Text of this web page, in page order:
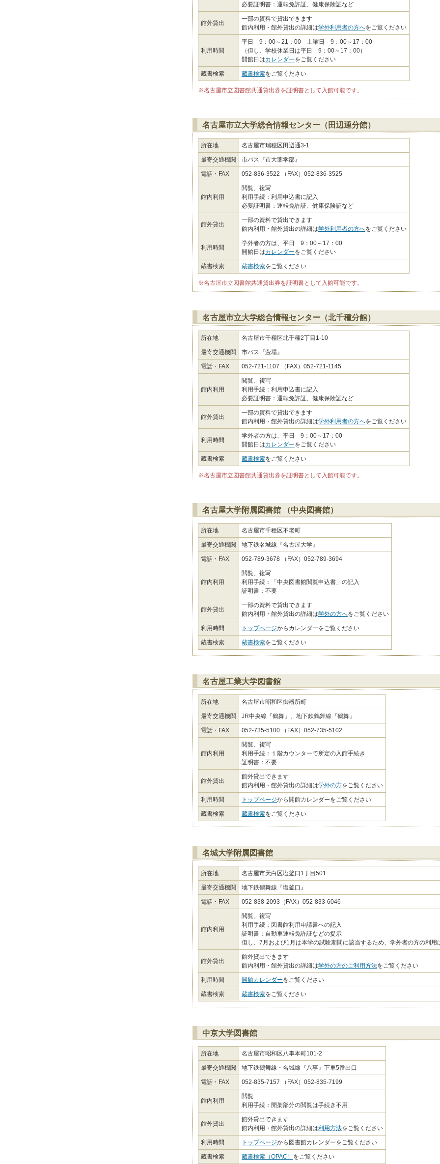
必要証明書：運転免許証、健康保険証など
館外貸出
一部の資料で貸出できます
館内利用・館外貸出の詳細は学外利用者の方へをご覧ください
利用時間
平日 9：00～21：00 土曜日 9：00～17：00
（但し、学校休業日は平日 9：00～17：00）
開館日はカレンダーをご覧ください
蔵書検索 蔵書検索をご覧ください
※名古屋市立図書館共通貸出券を証明書として入館可能です。
名古屋市立大学総合情報センター（田辺通分館）
所在地 名古屋市瑞穂区田辺通3-1
最寄交通機関 市バス『市大薬学部』
電話・FAX 052-836-3522 （FAX）052-836-3525
館内利用
閲覧、複写
利用手続：利用申込書に記入
必要証明書：運転免許証、健康保険証など
館外貸出
一部の資料で貸出できます
館内利用・館外貸出の詳細は学外利用者の方へをご覧ください
利用時間
学外者の方は、平日 9：00～17：00
開館日はカレンダーをご覧ください
蔵書検索 蔵書検索をご覧ください
※名古屋市立図書館共通貸出券を証明書として入館可能です。
名古屋市立大学総合情報センター（北千種分館）
所在地 名古屋市千種区北千種2丁目1-10
最寄交通機関 市バス『萱場』
電話・FAX 052-721-1107 （FAX）052-721-1145
館内利用
閲覧、複写
利用手続：利用申込書に記入
必要証明書：運転免許証、健康保険証など
館外貸出
一部の資料で貸出できます
館内利用・館外貸出の詳細は学外利用者の方へをご覧ください
利用時間
学外者の方は、平日 9：00～17：00
開館日はカレンダーをご覧ください
蔵書検索 蔵書検索をご覧ください
※名古屋市立図書館共通貸出券を証明書として入館可能です。
名古屋大学附属図書館 （中央図書館）
所在地 名古屋市千種区不老町
最寄交通機関 地下鉄名城線『名古屋大学』
電話・FAX 052-789-3678 （FAX）052-789-3694
館内利用
閲覧、複写
利用手続：「中央図書館閲覧申込書」の記入
証明書：不要
館外貸出
一部の資料で貸出できます
館内利用・館外貸出の詳細は学外の方へをご覧ください
利用時間 トップページからカレンダーをご覧ください
蔵書検索 蔵書検索をご覧ください
名古屋工業大学図書館
所在地 名古屋市昭和区御器所町
最寄交通機関 JR中央線『鶴舞』、地下鉄鶴舞線『鶴舞』
電話・FAX 052-735-5100 （FAX）052-735-5102
館内利用
閲覧、複写
利用手続：１階カウンターで所定の入館手続き
証明書：不要
館外貸出
館外貸出できます
館内利用・館外貸出の詳細は学外の方をご覧ください
利用時間 トップページから開館カレンダーをご覧ください
蔵書検索 蔵書検索をご覧ください
名城大学附属図書館
所在地 名古屋市天白区塩釜口1丁目501
最寄交通機関 地下鉄鶴舞線『塩釜口』
電話・FAX 052-838-2093（FAX）052-833-6046
館内利用
閲覧、複写
利用手続：図書館利用申請書への記入
証明書：自動車運転免許証などの提示
但し、7月および1月は本学の試験期間に該当するため、学外者の方の利用
館外貸出
館外貸出できます
館内利用・館外貸出の詳細は学外の方のご利用方法をご覧ください
利用時間 開館カレンダーをご覧ください
蔵書検索 蔵書検索をご覧ください
中京大学図書館
所在地 名古屋市昭和区八事本町101-2
最寄交通機関 地下鉄鶴舞線・名城線『八事』下車5番出口
電話・FAX 052-835-7157 （FAX）052-835-7199
館内利用
閲覧
利用手続：開架部分の閲覧は手続き不用
館外貸出
館外貸出できます
館内利用・館外貸出の詳細は利用方法をご覧ください
利用時間 トップページから図書館カレンダーをご覧ください
蔵書検索 蔵書検索（OPAC） をご覧ください